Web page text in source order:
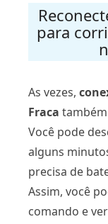
para
As vezes,
Fraca
Você pode
alguns
precisa de
Assim, você
comando e